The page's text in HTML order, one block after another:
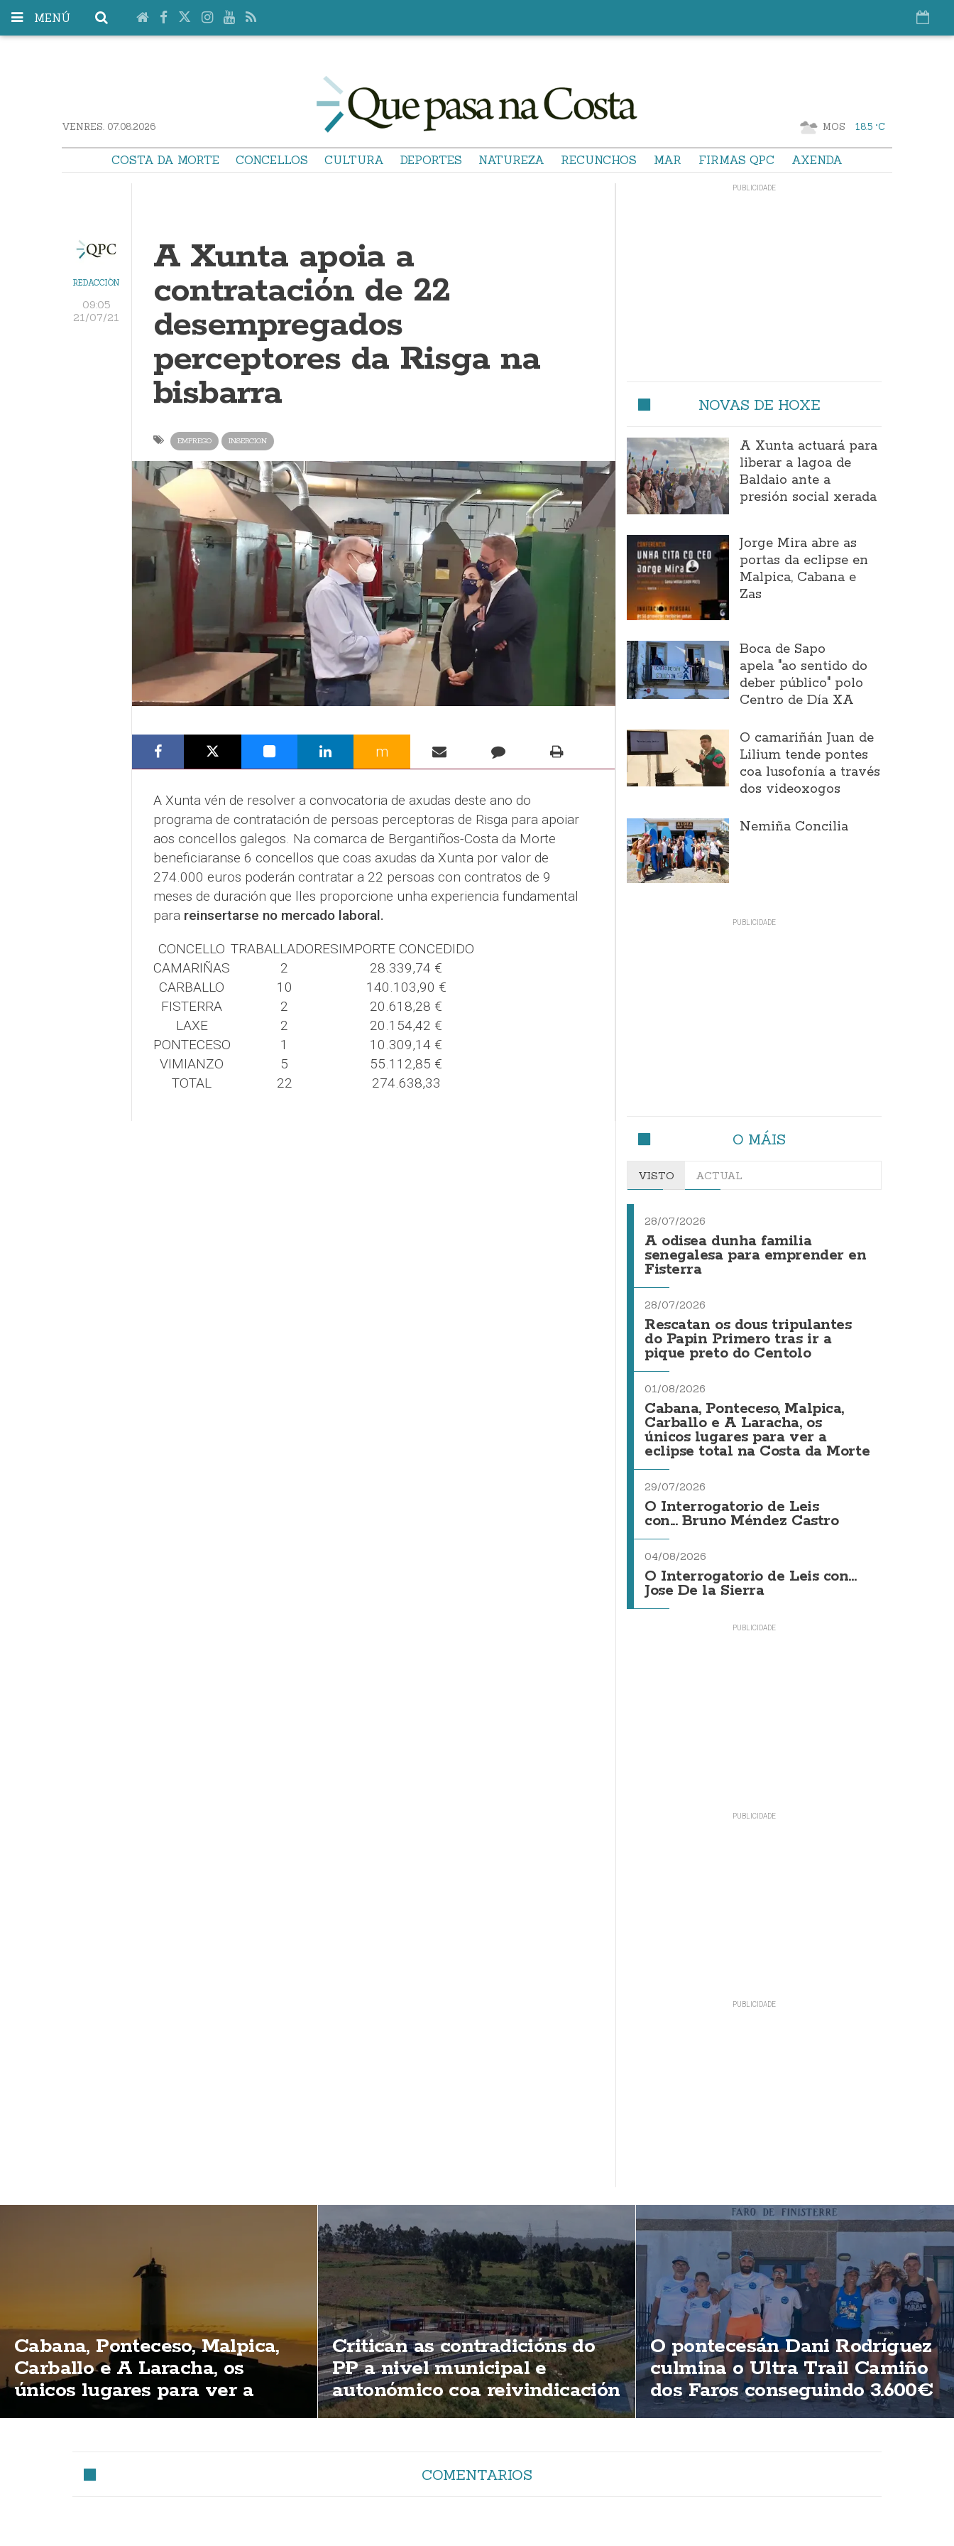
MENÚ
VENRES. 07.08.2026 MOS 18.5 °C
COSTA DA MORTE CONCELLOS CULTURA DEPORTES NATUREZA RECUNCHOS MAR FIRMAS QPC AXENDA
REDACCIÓN
09:05
21/07/21
A Xunta apoia a
contratación de 22
desempregados
perceptores da Risga na
bisbarra
EMPREGO INSERCION
m
A Xunta vén de resolver a convocatoria de axudas deste ano do
programa de contratación de persoas perceptoras de Risga para apoiar
aos concellos galegos. Na comarca de Bergantiños-Costa da Morte
beneficiaranse 6 concellos que coas axudas da Xunta por valor de
274.000 euros poderán contratar a 22 persoas con contratos de 9
meses de duración que lles proporcione unha experiencia fundamental
para reinsertarse no mercado laboral.
CONCELLO TRABALLADORESIMPORTE CONCEDIDO
CAMARIÑAS
2
28.339,74 €
CARBALLO
10
140.103,90 €
FISTERRA
2
20.618,28 €
LAXE
2
20.154,42 €
PONTECESO
1
10.309,14 €
VIMIANZO
5
55.112,85 €
TOTAL
22 274.638,33
NOVAS DE HOXE
A Xunta actuará para
liberar a lagoa de
Baldaio ante a
presión social xerada
Jorge Mira abre as
portas da eclipse en
Malpica, Cabana e
Zas
Boca de Sapo
apela "ao sentido do
deber público" polo
Centro de Día XA
O camariñán Juan de
Lilium tende pontes
coa lusofonía a través
dos videoxogos
Nemiña Concilia
O MÁIS
VISTO ACTUAL
28/07/2026
A odisea dunha familia
senegalesa para emprender en
Fisterra
28/07/2026
Rescatan os dous tripulantes
do Papin Primero tras ir a
pique preto do Centolo
01/08/2026
Cabana, Ponteceso, Malpica,
Carballo e A Laracha, os
únicos lugares para ver a
eclipse total na Costa da Morte
29/07/2026
O Interrogatorio de Leis
con... Bruno Méndez Castro
04/08/2026
O Interrogatorio de Leis con...
Jose De la Sierra
Cabana, Ponteceso, Malpica,
Carballo e A Laracha, os
únicos lugares para ver a
eclipse total na Costa da
Critican as contradicións do
PP a nivel municipal e
autonómico coa reivindicación
de elimininación das peaxes
O pontecesán Dani Rodríguez
culmina o Ultra Trail Camiño
dos Faros conseguindo 3.600€
para ASFEGA
COMENTARIOS